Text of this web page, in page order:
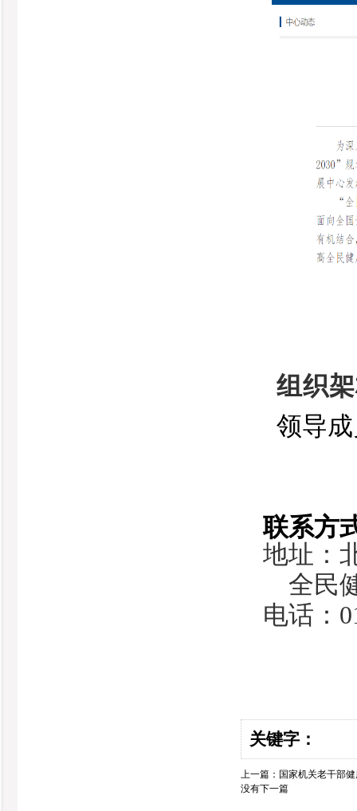
组织
领导
联系方
地址：
全民
电话：
关键字：
上一篇： 国家机关老干部
没有下一篇